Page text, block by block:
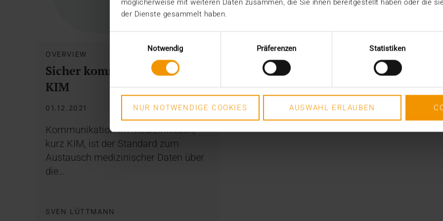
möglicherweise mit weiteren Daten zusammen, die Sie ihnen bereitgestellt haben oder die
der Dienste gesammelt haben.
Notwendig
Präferenzen Statistiken
NUR NOTWENDIGE COOKIES AUSWAHL ERLAUBEN
OVERVIEW
Sicher kommunizieren mit
KIM
01.12.2021
Kommunikation im Medizinwesen,
kurz KIM, ist der Standard zum
Austausch medizinischer Daten über
die…
SVEN LÜTTMANN